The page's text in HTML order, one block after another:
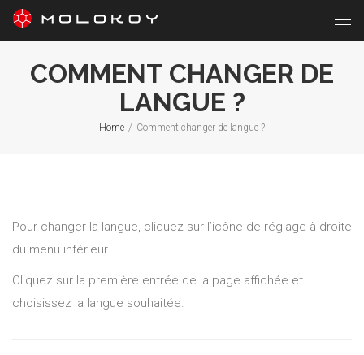
COMMENT CHANGER DE
LANGUE ?
Home / Comment changer de langue ?
Pour changer la langue, cliquez sur l’icône de réglage à droite
du menu inférieur.
Cliquez sur la première entrée de la page affichée et
choisissez la langue souhaitée.